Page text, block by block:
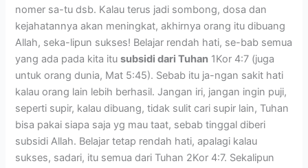
nomer sa-tu dsb. Kalau terus jadi sombong, dosa dan
kejahatannya akan meningkat, akhirnya orang itu dibuang
Allah, seka-lipun sukses! Belajar rendah hati, se-bab semua
yang ada pada kita itusubsidi dari Tuhan 1Kor 4:7 (juga
untuk orang dunia, Mat 5:45). Sebab itu ja-ngan sakit hati
kalau orang lain lebih berhasil. Jangan iri, jangan ingin puji,
seperti supir, kalau dibuang, tidak sulit cari supir lain, Tuhan
bisa pakai siapa saja yg mau taat, sebab tinggal diberi
subsidi Allah. Belajar tetap rendah hati, apalagi kalau
sukses, sadari, itu semua dari Tuhan 2Kor 4:7. Sekalipun